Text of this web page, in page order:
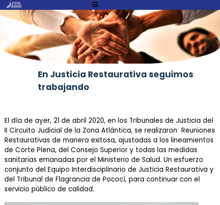
Atención:
Este
cuenta
con
En Justicia Restaurativa seguimos
trabajando
El día de ayer, 21 de abril 2020, en los Tribunales de Justicia del
II Circuito Judicial de la Zona Atlántica, se realizaron Reuniones
Restaurativas de manera exitosa, ajustadas a los lineamientos
de Corte Plena, del Consejo Superior y todas las medidas
sanitarias emanadas por el Ministerio de Salud. Un esfuerzo
conjunto del Equipo Interdisciplinario de Justicia Restaurativa y
del Tribunal de Flagrancia de Pococí, para continuar con el
servicio público de calidad.